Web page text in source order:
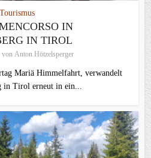
Tourismus
IN
IN TIROL
von Anton Hötzelsperger
Mariä Himmelfahrt, verwandelt
in Tirol erneut in ein...